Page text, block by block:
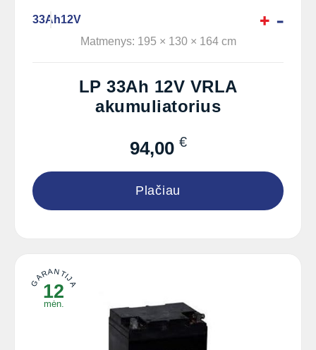
33Ah12V
Matmenys: 195 × 130 × 164 cm
LP 33Ah 12V VRLA
akumuliatorius
94,00 €
Plačiau
GARANTIJA
12
mėn.